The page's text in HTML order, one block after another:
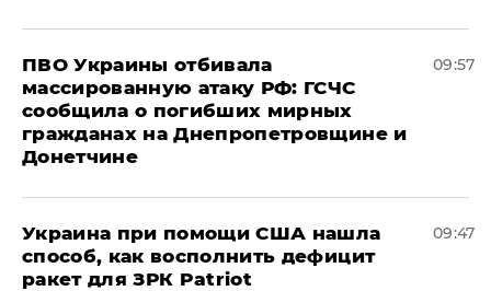
ПВО Украины отбивала
массированную атаку РФ: ГСЧС
сообщила о погибших мирных
гражданах на Днепропетровщине и
Донетчине
09:57
Украина при помощи США нашла
способ, как восполнить дефицит
ракет для ЗРК Patriot
09:47